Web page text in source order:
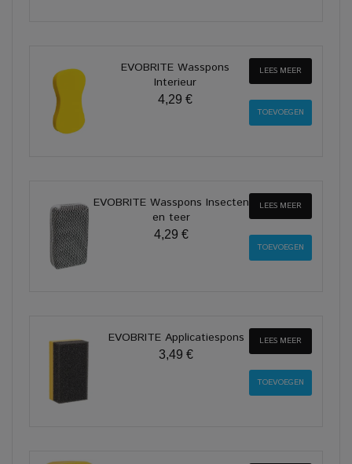
EVOBRITE Wasspons
Interieur
4,29 €
LEES MEER
EVOBRITE Wasspons Insecten
en teer
4,29 €
LEES MEER
EVOBRITE Applicatiespons
3,49 €
LEES MEER